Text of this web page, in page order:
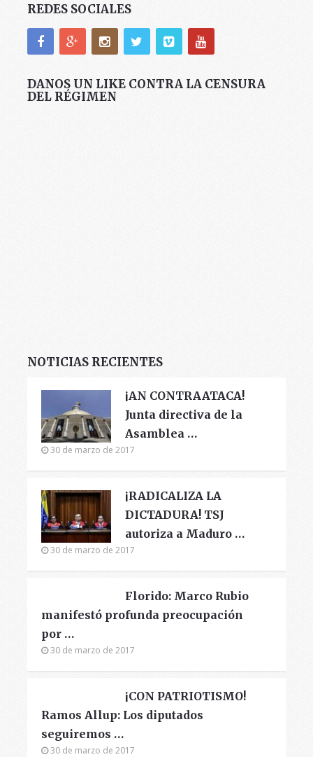
REDES SOCIALES
DANOS UN LIKE CONTRA LA CENSURA
DEL RÉGIMEN
NOTICIAS RECIENTES
¡AN CONTRAATACA!
Junta directiva de la
Asamblea …
30 de marzo de 2017
¡RADICALIZA LA
DICTADURA! TSJ
autoriza a Maduro …
30 de marzo de 2017
Florido: Marco Rubio
manifestó profunda preocupación
por …
30 de marzo de 2017
¡CON PATRIOTISMO!
Ramos Allup: Los diputados
seguiremos …
30 de marzo de 2017